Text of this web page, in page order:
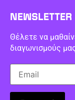
NEWSLETTER
Θέλετε να
διαγωνισμούς